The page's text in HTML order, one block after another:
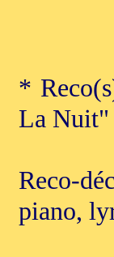
*
La Nuit"
Reco-
piano,